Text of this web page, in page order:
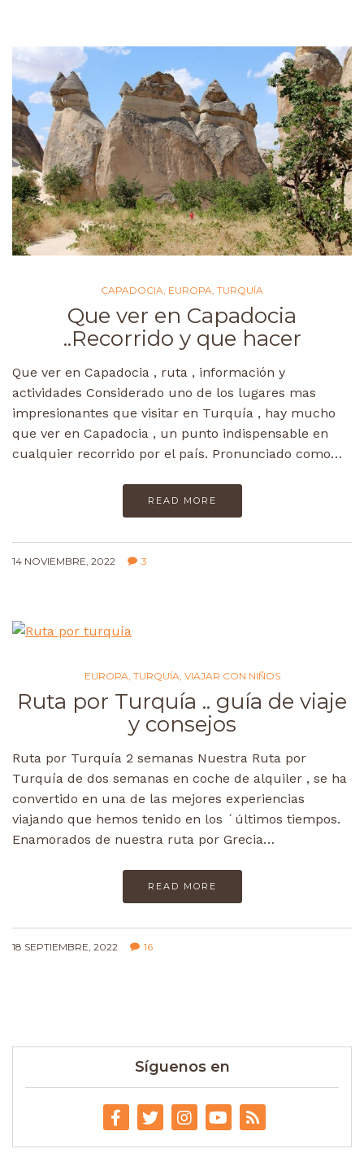
CAPADOCIA EUROPA TURQUÍA
Que ver en Capadocia
..Recorrido y que hacer
Que ver en Capadocia , ruta , información y
actividades Considerado uno de los lugares mas
impresionantes que visitar en Turquía , hay mucho
que ver en Capadocia , un punto indispensable en
cualquier recorrido por el país. Pronunciado como…
READ MORE
14 NOVIEMBRE, 2022 3
EUROPA, TURQUÍA, VIAJAR CON NIÑOS
Ruta por Turquía .. guía de viaje
y consejos
Ruta por Turquía 2 semanas Nuestra Ruta por
Turquía de dos semanas en coche de alquiler , se ha
convertido en una de las mejores experiencias
viajando que hemos tenido en los ´últimos tiempos.
Enamorados de nuestra ruta por Grecia…
READ MORE
18 SEPTIEMBRE, 2022 16
Síguenos en